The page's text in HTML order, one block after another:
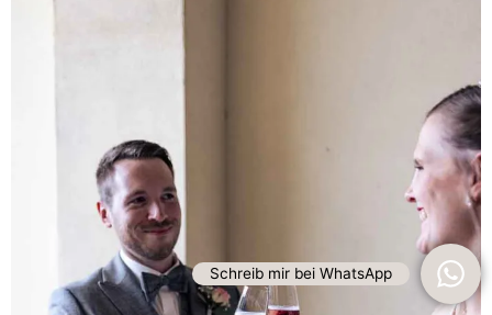
Schreib mir bei WhatsApp